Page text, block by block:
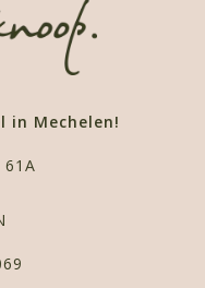
in Mechelen!